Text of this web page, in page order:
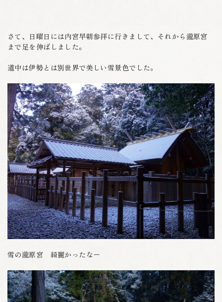
さて、日曜日には内宮早朝参拝に行きまして、それから瀧原宮
まで足を伸ばしました。
道中は伊勢とは別世界で美しい雪景色でした。
雪の瀧原宮 綺麗かったなー